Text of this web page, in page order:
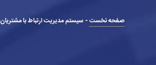
صفحه نخست- سیستم مدیریت ارتباط با مشتریان CRM